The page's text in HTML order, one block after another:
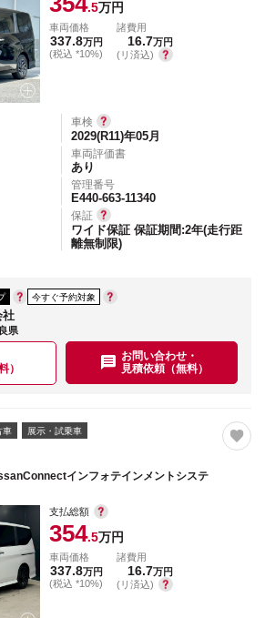
.5万円
車両価格
337.8万円
(税込 *10%)
諸費用
16.7万円
(リ済込)
車検
2029(R11)年05月
車両評価書
あり
管理番号
E440-663-11340
保証
ワイド保証 保証期間:2年(走行距
離無制限)
今すぐ予約対象
社
県
）
お問い合わせ・
見積依頼（無料）
車 展示・試乗車
インフォテインメントシステ
支払総額
354.5万円
車両価格
337.8万円
(税込 *10%)
諸費用
16.7万円
(リ済込)